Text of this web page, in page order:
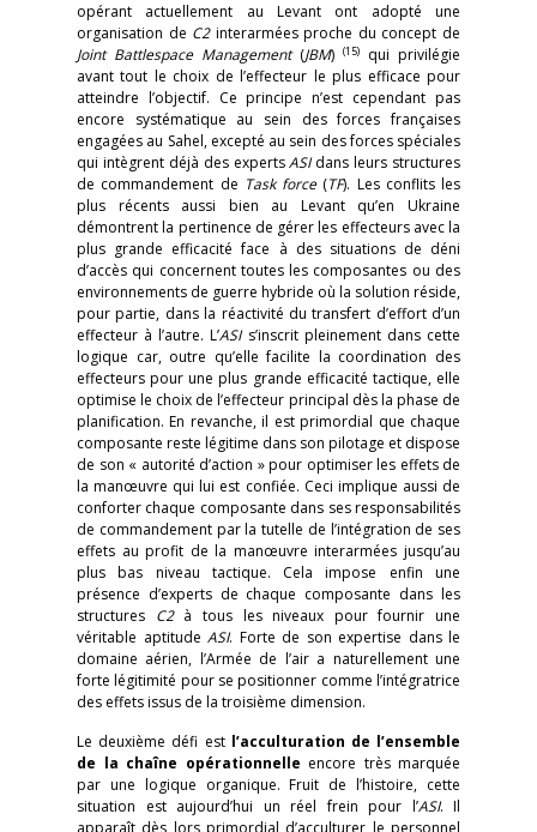
opérant actuellement au Levant ont adopté une
organisation de C2interarmées proche du concept de
Joint Battlespace Management(JBM) (15)
qui privilégie
avant tout le choix de l’effecteur le plus efficace pour
atteindre l’objectif. Ce principe n’est cependant pas
encore systématique au sein des forces françaises
engagées au Sahel, excepté au sein des forces spéciales
qui intègrent déjà des expertsASIdans leurs structures
de commandement de Task force(TF). Les conflits les
plus récents aussi bien au Levant qu’en Ukraine
démontrent la pertinence de gérer les effecteurs avec la
plus grande efficacité face à des situations de déni
d’accès qui concernent toutes les composantes ou des
environnements de guerre hybride où la solution réside,
pour partie, dans la réactivité du transfert d’effort d’un
effecteur à l’autre. L’ASIs’inscrit pleinement dans cette
logique car, outre qu’elle facilite la coordination des
effecteurs pour une plus grande efficacité tactique, elle
optimise le choix de l’effecteur principal dès la phase de
planification. En revanche, il est primordial que chaque
composante reste légitime dans son pilotage et dispose
de son « autorité d’action » pour optimiser les effets de
la manœuvre qui lui est confiée. Ceci implique aussi de
conforter chaque composante dans ses responsabilités
de commandement par la tutelle de l’intégration de ses
effets au profit de la manœuvre interarmées jusqu’au
plus bas niveau tactique. Cela impose enfin une
présence d’experts de chaque composante dans les
structures C2à tous les niveaux pour fournir une
véritable aptitude ASI. Forte de son expertise dans le
domaine aérien, l’Armée de l’air a naturellement une
forte légitimité pour se positionner comme l’intégratrice
des effets issus de la troisième dimension.
Le deuxième défi est l’acculturation de l’ensemble
de la chaîne opérationnelle encore très marquée
par une logique organique. Fruit de l’histoire, cette
situation est aujourd’hui un réel frein pour l’ASI. Il
apparaît dès lors primordial d’acculturer le personnel